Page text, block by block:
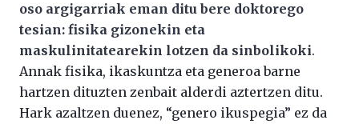
oso argigarriak eman ditu bere doktorego
tesian: fisika gizonekin eta
maskulinitatearekin lotzen da sinbolikoki.
Annak fisika, ikaskuntza eta generoa barne
hartzen dituzten zenbait alderdi aztertzen ditu.
Hark azaltzen duenez, “genero ikuspegia” ez da